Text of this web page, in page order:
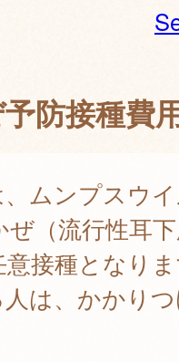
防接種費
ムンプスウ
（流行性耳
接種となり
は、かかりつ